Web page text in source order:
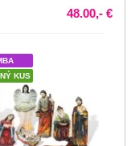
48.00,- €
KUS